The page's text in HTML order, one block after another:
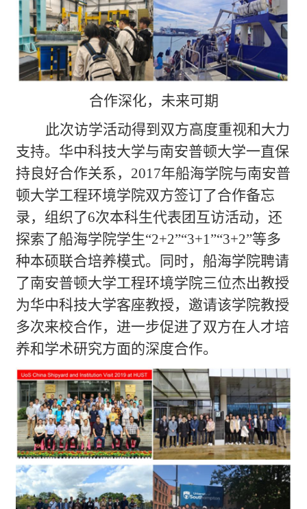
合作深化，未来可期
此次访学活动得到双方高度重视和大力
支持。华中科技大学与南安普顿大学一直保
持良好合作关系， 2017年船海学院与南安普
顿大学工程环境学院双方签订了合作备忘
录，组织了6次本科生代表团互访活动，还
探索了船海学院学生“2+2”“3+1”“3+2”等多
种本硕联合培养模式。同时，船海学院聘请
了南安普顿大学工程环境学院三位杰出教授
为华中科技大学客座教授，邀请该学院教授
多次来校合作，进一步促进了双方在人才培
养和学术研究方面的深度合作。